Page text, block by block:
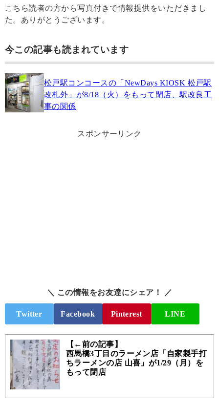
こちら読者の方から写真付きで情報提供をいただきまし
た。ありがとうございます。
今この記事も読まれています
松戸駅コンコースの「NewDays KIOSK 松戸駅
改札外」が8/18（火）をもって閉店、駅改良工
事の関係
スポンサーリンク
＼ この情報をお友達にシェア！ ／
Twitter Facebook Pinterest LINE
【←前の記事】
西馬橋3丁目のラーメン店「自家製手打
ちラーメンの店 山喜」が1/29（月）を
もって閉店